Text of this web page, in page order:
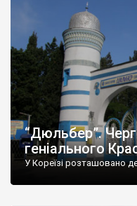
“Дюльбер”.
геніального
У Кореїзі розташовано